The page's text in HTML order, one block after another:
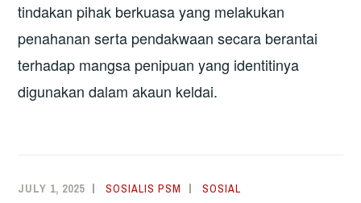
tindakan pihak berkuasa yang melakukan
penahanan serta pendakwaan secara berantai
terhadap mangsa penipuan yang identitinya
digunakan dalam akaun keldai.
JULY 1, 2025 SOSIALIS PSM SOSIAL